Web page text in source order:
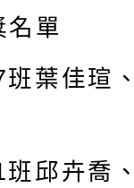
名單
葉佳瑄
邱卉喬